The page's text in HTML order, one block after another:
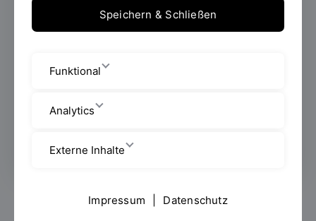
Galgenbergstraße 32
Raum: L 403
lisa.yamaguchi@oth-regensburg.de
Termine nach Vereinbarung per E-
Mail
Speichern & Schließen
Funktional
Analytics
Externe Inhalte
Impressum Datenschutz